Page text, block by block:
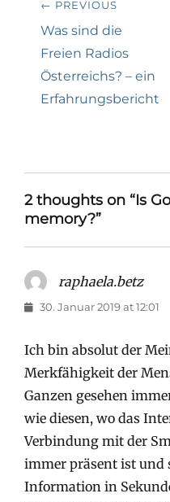
← PREVIOUS
Previous
post:
Was sind die
Freien Radios
Österreichs? – ein
Erfahrungsbericht
2 thoughts on “Is
memory?”
raphaela.betzsays:
30. Januar 2019 at 12:01
Ich bin absolut der
Merkfähigkeit der
Ganzen gesehen
wie diesen, wo das
Verbindung mit der
immer präsent ist und
Information in